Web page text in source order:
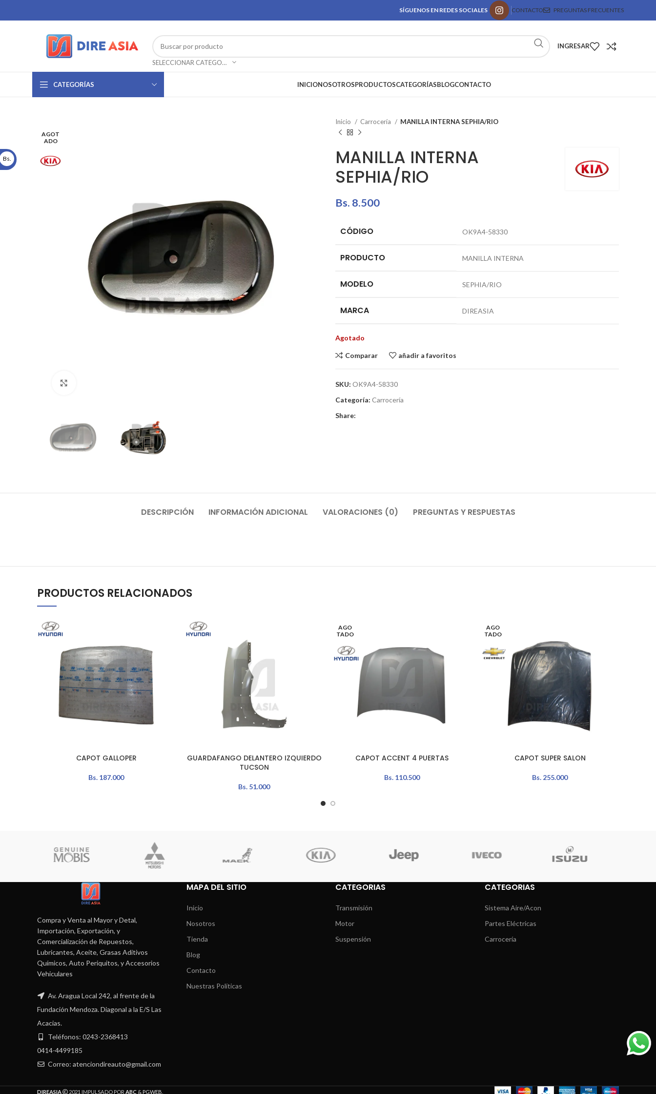
SÍGUENOS EN REDES SOCIALES CONTACTO PREGUNTAS FRECUENTES
SELECCIONAR CATEGORÍA
INGRESAR
CATEGORÍAS INICIONOSOTROSPRODUCTOSCATEGORÍASBLOGCONTACTO
AGOT
ADO
Inicio Carrocería MANILLA INTERNA SEPHIA/RIO
MANILLA INTERNA
SEPHIA/RIO
Bs. 8.500
CÓDIGO OK9A4-58330
PRODUCTO MANILLA INTERNA
MODELO SEPHIA/RIO
MARCA DIREASIA
Agotado
Comparar añadir a favoritos
SKU: OK9A4-58330
Categoría: Carrocería
Share:
DESCRIPCIÓN INFORMACIÓN ADICIONAL VALORACIONES (0) PREGUNTAS Y RESPUESTAS
PRODUCTOS RELACIONADOS
AÑADIR AL CARRITOCAPOT GALLOPER
Bs. 187.000
AÑADIR AL CARRITO
GUARDAFANGO DELANTERO IZQUIERDO
TUCSON
Bs. 51.000
AGO
TADO
LEER MÁSCAPOT ACCENT 4 PUERTAS
Bs. 110.500
AGO
TADO
CAPOT SUPER SALON
Bs. 255.000
Compra y Venta al Mayor y Detal,
Importación, Exportación, y
Comercialización de Repuestos,
Lubricantes, Aceite, Grasas Aditivos
Químicos, Auto Periquitos, y Accesorios
Vehiculares
Av. Aragua Local 242, al frente de la
Fundación Mendoza. Diagonal a la E/S Las
Acacias.
Teléfonos: 0243-2368413
0414-4499185
Correo: atenciondireauto@gmail.com
MAPA DEL SITIO
Inicio
Nosotros
Tienda
Blog
Contacto
Nuestras Políticas
CATEGORIAS
Transmisión
Motor
Suspensión
CATEGORIAS
Sistema Aire/Acon
Partes Eléctricas
Carrocería
DIREASIA 2021 IMPULSADO POR ABC &PGWEB
Bs.